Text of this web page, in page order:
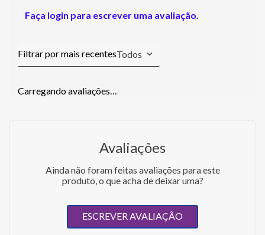
Faça login para escrever uma avaliação.
Todos
Carregando avaliações…
Avaliações
Ainda não foram feitas avaliações para este
produto, o que acha de deixar uma?
ESCREVER AVALIAÇÃO